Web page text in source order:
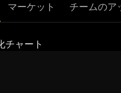
マーケット チームのア
チャート